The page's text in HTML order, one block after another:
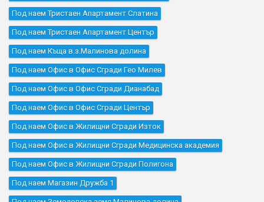
Под наем Тристаен Апартамент Слатина
Под наем Тристаен Апартамент Център
Под наем Къщa в.з.Малинова долина
Под наем Офис в Офис Сгради Гео Милев
Под наем Офис в Офис Сгради Дианабад
Под наем Офис в Офис Сгради Център
Под наем Офис в Жилищни Сгради Изток
Под наем Офис в Жилищни Сгради Медицинска академия
Под наем Офис в Жилищни Сгради Полигона
Под наем Магазин Дружба 1